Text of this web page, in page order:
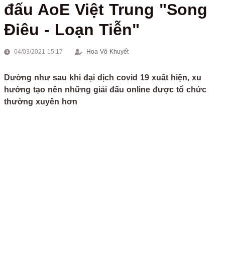
đấu AoE Việt Trung "Song
Điêu - Loạn Tiễn"
04/03/2021 15:17 Hoa Vô Khuyết
Dường như sau khi đại dịch covid 19 xuất hiện, xu
hướng tạo nên những giải đấu online được tổ chức
thường xuyên hơn